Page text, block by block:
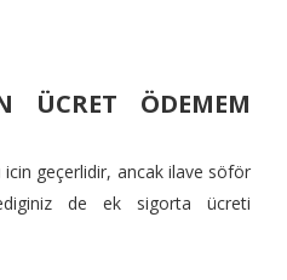
ÜCRET ÖDEMEM
geçerlidir, ancak ilave söför
de ek sigorta ücreti